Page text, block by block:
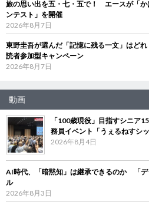
旅の思い出を五・七・五で！ エースが「か
ンテスト」を開催
2026年8月7日
東野圭吾が選んだ「記憶に残る一文」はど
読者参加型キャンペーン
2026年8月7日
動画
「100歳現役」目指すシニア
務員イベント「うぇるねすシッ
2026年8月4日
AI時代、「暗黙知」は継承できるのか 「
ル
2026年8月3日